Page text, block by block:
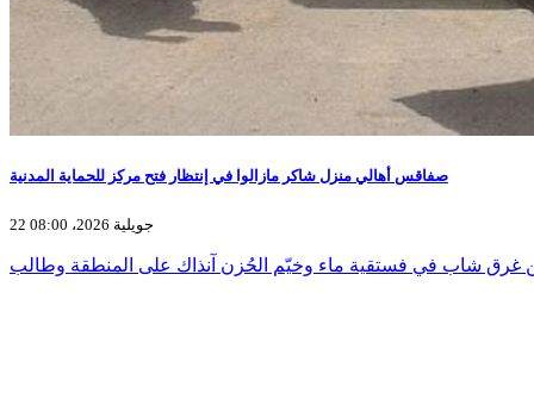
صفاقس أهالي منزل شاكر مازالوا في إنتظار فتح مركز للحماية المدنية
22 جويلية 2026، 08:00